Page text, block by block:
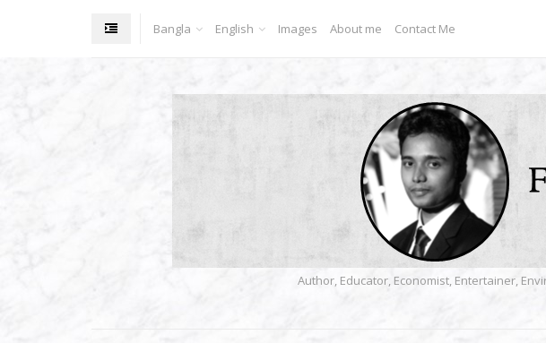
Bangla English Images About me Contact Me
Author, Educator, Economist, Entertainer,